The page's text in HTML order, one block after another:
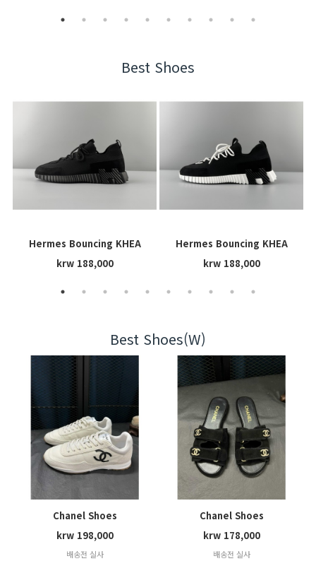
Best Shoes
Hermes Bouncing KHEA
krw 188,000
Hermes Bouncing KHEA
krw 188,000
Best Shoes(W)
Chanel Shoes
krw 198,000
배송전 실사
Chanel Shoes
krw 178,000
배송전 실사